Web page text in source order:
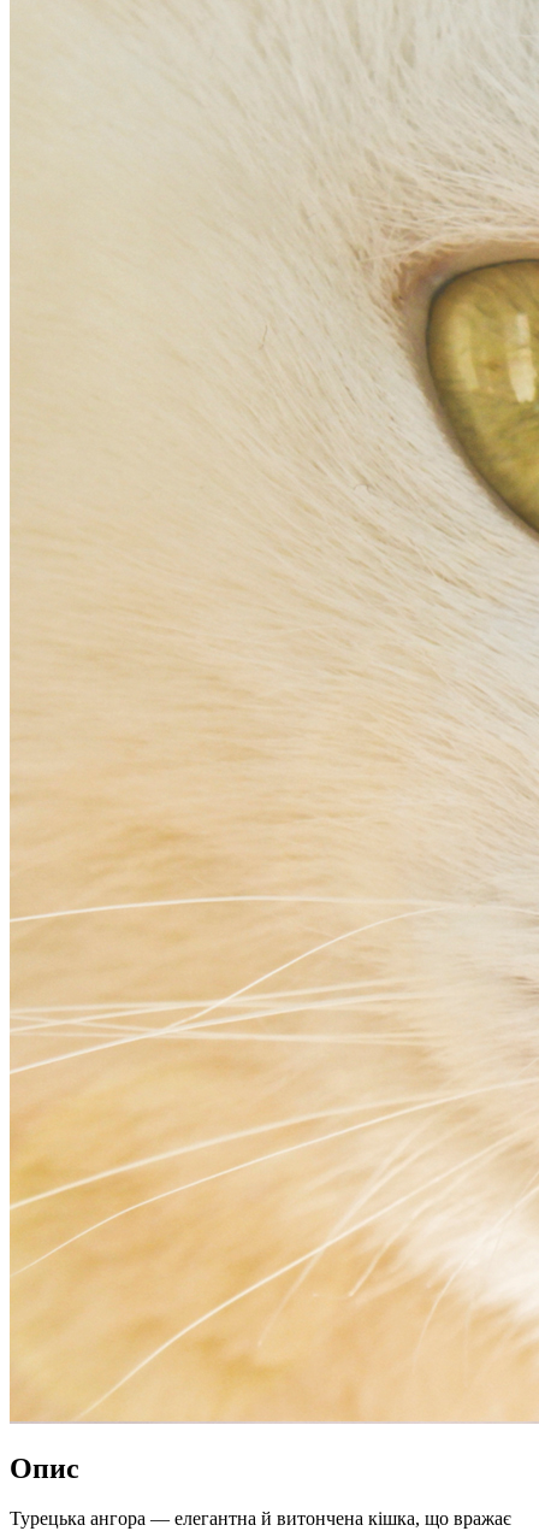
Опис
Турецька ангора — елегантна й витончена кішка, що вражає